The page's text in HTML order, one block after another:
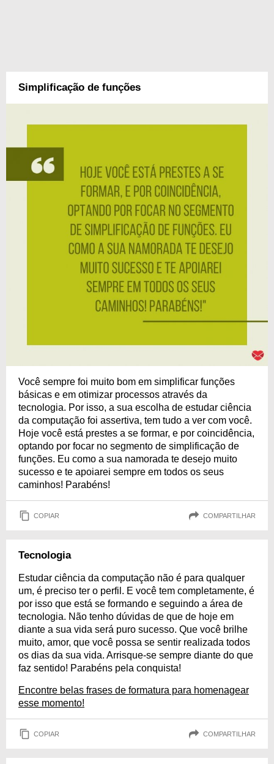
Simplificação de funções
Você sempre foi muito bom em simplificar funções
básicas e em otimizar processos através da
tecnologia. Por isso, a sua escolha de estudar ciência
da computação foi assertiva, tem tudo a ver com você.
Hoje você está prestes a se formar, e por coincidência,
optando por focar no segmento de simplificação de
funções. Eu como a sua namorada te desejo muito
sucesso e te apoiarei sempre em todos os seus
caminhos! Parabéns!
COPIAR COMPARTILHAR
Tecnologia
Estudar ciência da computação não é para qualquer
um, é preciso ter o perfil. E você tem completamente, é
por isso que está se formando e seguindo a área de
tecnologia. Não tenho dúvidas de que de hoje em
diante a sua vida será puro sucesso. Que você brilhe
muito, amor, que você possa se sentir realizada todos
os dias da sua vida. Arrisque-se sempre diante do que
faz sentido! Parabéns pela conquista!
Encontre belas frases de formatura para homenagear
esse momento!
COPIAR COMPARTILHAR